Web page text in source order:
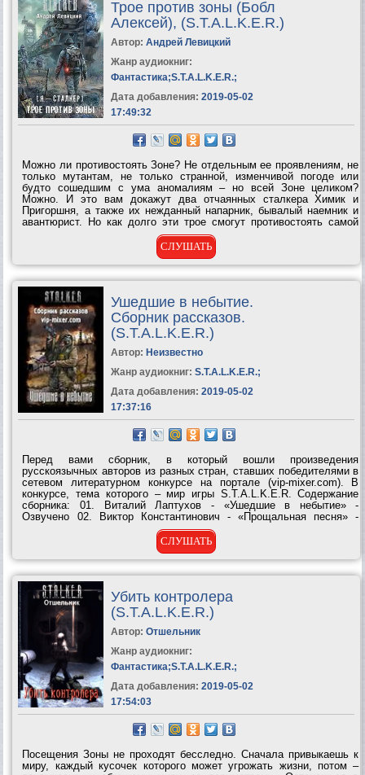
Трое против зоны (Бобл
Алексей), (S.T.A.L.K.E.R.)
Автор: Андрей Левицкий
Жанр аудиокниг:
Фантастика;S.T.A.L.K.E.R.;
Дата добавления: 2019-05-02
17:49:32
Можно ли противостоять Зоне? Не отдельным ее проявлениям, не
только мутантам, не только странной, изменчивой погоде или
будто сошедшим с ума аномалиям – но всей Зоне целиком?
Можно. И это вам докажут два отчаянных сталкера Химик и
Пригоршня, а также их нежданный напарник, бывалый наемник и
авантюрист. Но как долго эти трое смогут противостоять самой
Зоне? И почему Зона пытается уничтожить...
СЛУШАТЬ
Ушедшие в небытие.
Сборник рассказов.
(S.T.A.L.K.E.R.)
Автор: Неизвестно
Жанр аудиокниг: S.T.A.L.K.E.R.;
Дата добавления: 2019-05-02
17:37:16
Перед вами сборник, в который вошли произведения
русскоязычных авторов из разных стран, ставших победителями в
сетевом литературном конкурсе на портале (vip-mixer.com). В
конкурсе, тема которого – мир игры S.T.A.L.K.E.R. Содержание
сборника: 01. Виталий Лаптухов - «Ушедшие в небытие» -
Озвучено 02. Виктор Константинович - «Прощальная песня» -
Озвучено 03. Константин Бугров - «Живой» - Озвучено 04. Евгений
Гущин - «Черная роза» - Озвучено 05. Евгений Гущин -...
СЛУШАТЬ
Убить контролера
(S.T.A.L.K.E.R.)
Автор: Отшельник
Жанр аудиокниг:
Фантастика;S.T.A.L.K.E.R.;
Дата добавления: 2019-05-02
17:54:03
Посещения Зоны не проходят бесследно. Сначала привыкаешь к
миру, каждый кусочек которого может угрожать жизни, потом –